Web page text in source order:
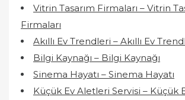
Vitrin Tasarım Firmaları – Vitrin
Firmaları
Akıllı Ev Trendleri – Akıllı Ev
Bilgi Kaynağı – Bilgi Kaynağı
Sinema Hayatı – Sinema Hayatı
Küçük Ev Aletleri Servisi – Küçük